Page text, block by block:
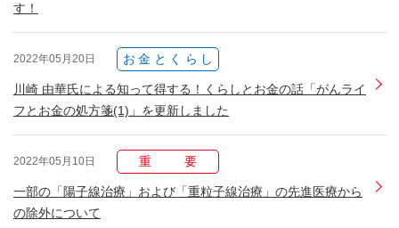
す！
2022年05月20日 お金とくらし
川崎 由華氏による知って得する！くらしとお金の話「がんライ
フとお金の処方箋(1)」を更新しました
2022年05月10日 重要
一部の「陽子線治療」および「重粒子線治療」の先進医療から
の除外について